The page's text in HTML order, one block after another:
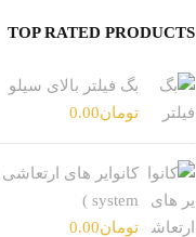
TOP RATED PRODUCTS
بگ فیلتر بالای سیلو
تومان0.00
system )
تومان0.00